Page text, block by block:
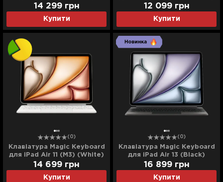
(MGYX4) (2025)
Купити
14 299 грн
(MDFV4)
Купити
12 099 грн
(0)
Клавіатура Magic Keyboard
для iPad Air 11 (M3) (White)
(MDFV4) (Ultra)
Купити
14 699 грн
(0)
Клавіатура Magic Keyboard
для iPad Air 13 (Black)
(MGYY4) (2025)
Купити
16 899 грн